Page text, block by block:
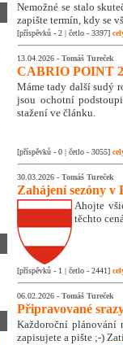
Nemožné se stalo
zapište termín, kdy se
[příspěvků - 2 | četlo - 3397]
13.04.2026 - Tomáš Tureček
CABRIO POINT
Máme tady další sudý
jsou ochotní
stažení ve článku.
[příspěvků - 0 | četlo - 3055]
30.03.2026 - Tomáš Tureček
Zahájení sezóny v
Ahojte
těchto
[příspěvků - 1 | četlo - 2441]
06.02.2026 - Tomáš Tureček
Připravované
Každoroční plánování
zapisujete a pište ;-)